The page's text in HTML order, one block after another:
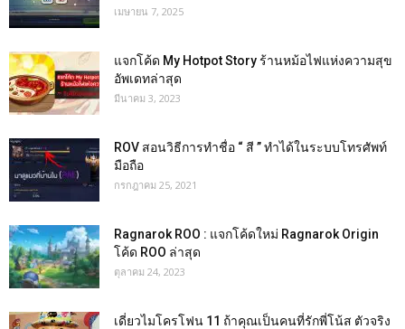
เมษายน 7, 2025
แจกโค้ด My Hotpot Story ร้านหม้อไฟแห่งความสุข
อัพเดทล่าสุด
มีนาคม 3, 2023
ROV สอนวิธีการทำชื่อ “ สี ” ทำได้ในระบบโทรศัพท์
มือถือ
กรกฎาคม 25, 2021
Ragnarok ROO : แจกโค้ดใหม่ Ragnarok Origin
โค้ด ROO ล่าสุด
ตุลาคม 24, 2023
เดี่ยวไมโครโฟน 11 ถ้าคุณเป็นคนที่รักพี่โน้ส ตัวจริง